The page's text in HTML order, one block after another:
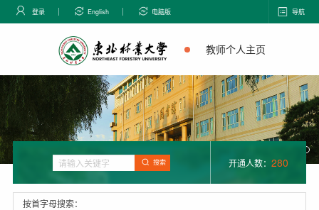
登录 English 电脑版 导航
教师个人主页
搜索 开通人数： 280
按首字母搜索：